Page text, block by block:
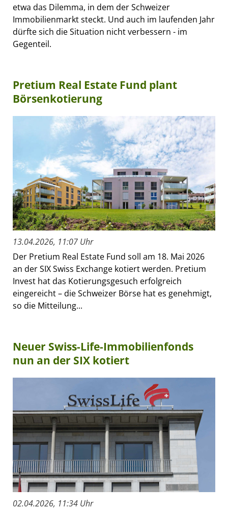
etwa das Dilemma, in dem der Schweizer
Immobilienmarkt steckt. Und auch im laufenden Jahr
dürfte sich die Situation nicht verbessern - im
Gegenteil.
Pretium Real Estate Fund plant
Börsenkotierung
13.04.2026, 11:07 Uhr
Der Pretium Real Estate Fund soll am 18. Mai 2026
an der SIX Swiss Exchange kotiert werden. Pretium
Invest hat das Kotierungsgesuch erfolgreich
eingereicht – die Schweizer Börse hat es genehmigt,
so die Mitteilung...
Neuer Swiss-Life-Immobilienfonds
nun an der SIX kotiert
02.04.2026, 11:34 Uhr